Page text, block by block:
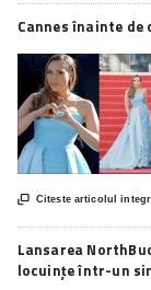
Cannes înainte
 Citeste articolul
Lansarea
locuințe într-un